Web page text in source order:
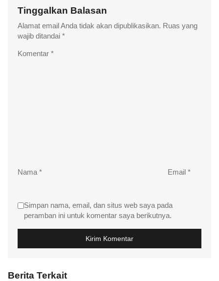
Tinggalkan Balasan
Alamat email Anda tidak akan dipublikasikan. Ruas yang
wajib ditandai *
Komentar *
Nama* Email *
Simpan nama, email, dan situs web saya pada
peramban ini untuk komentar saya berikutnya.
Berita Terkait